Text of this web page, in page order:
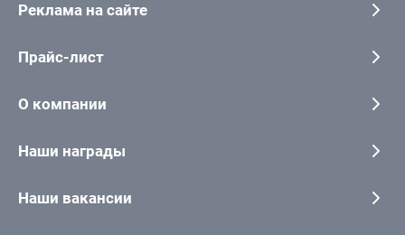
Реклама на сайте
Прайс-лист
О компании
Наши награды
Наши вакансии